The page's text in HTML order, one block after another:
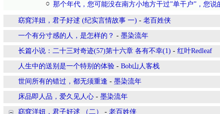
那个年代，您可能没在南方小地方干过”单干户”，您说
窈窕洋妞，君子好逑 (纪实言情故事 一) - 老百姓侠
一个有分寸感的人，是怎样的？ - 墨染流年
长篇小说：二十三对奇迹(57)第十六章 各有不幸(1) - 红叶Redleaf
人生中的送别是一个特别的体验 - Bob山人客栈
世间所有的错过，都无须重逢 - 墨染流年
床品即人品，爱久见人心 - 墨染流年
窈窕洋妞，君子好逑 （二） - 老百姓侠